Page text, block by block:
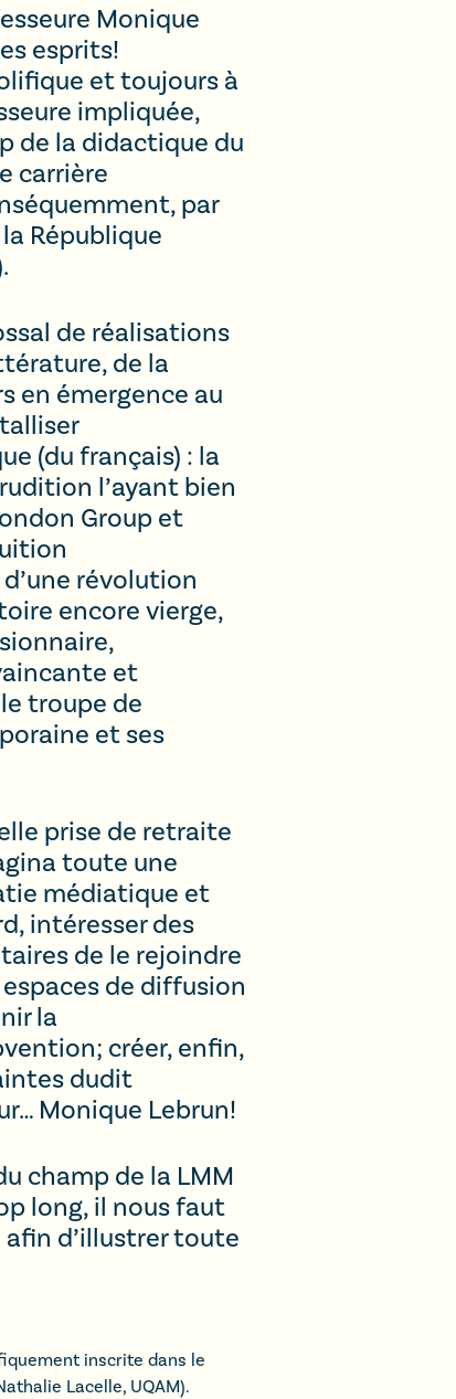
Monique
esprits!
et toujours à
impliquée,
de la didactique du
carrière
par
République
de réalisations
de la
en émergence au
(du français) : la
l’ayant bien
Group et
révolution
encore vierge,
et
troupe de
et ses
prise de retraite
toute une
médiatique et
intéresser des
de le rejoindre
de diffusion
la
créer, enfin,
dudit
Monique Lebrun!
champ de la LMM
long, il nous faut
d’illustrer toute
inscrite dans le
Lacelle, UQAM).